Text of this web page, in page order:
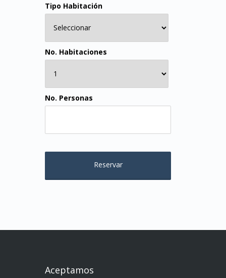
Tipo Habitación
No. Habitaciones
No. Personas
Aceptamos